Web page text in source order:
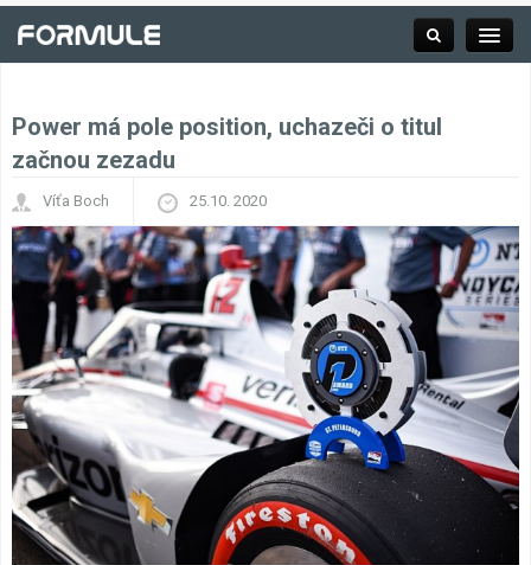
Závodní série
Kalendář F1
Výsledky F1
Týmy a jezdci F1
Okruhy F1
Lexikon F1
Power má pole position, uchazeči o titul
začnou zezadu
Víťa Boch 25.10. 2020